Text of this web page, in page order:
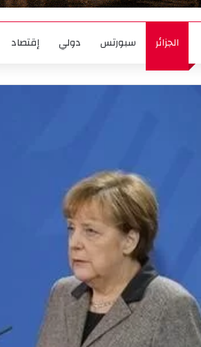
الجزائر سبورتس دولي إقتصاد